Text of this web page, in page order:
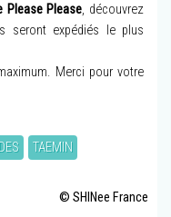
Please Please, découvrez
seront expédiés le plus
Merci pour votre
TAEMIN
© SHINee France